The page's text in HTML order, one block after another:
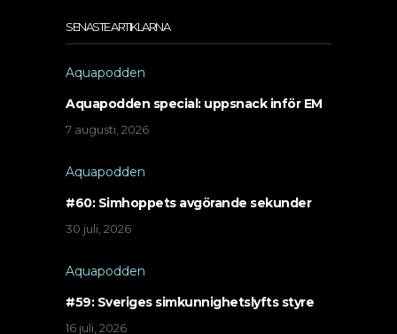
SENASTE ARTIKLARNA
Aquapodden
Aquapodden special: uppsnack inför EM
7 augusti, 2026
Aquapodden
#60: Simhoppets avgörande sekunder
30 juli, 2026
Aquapodden
#59: Sveriges simkunnighetslyfts styre
16 juli, 2026